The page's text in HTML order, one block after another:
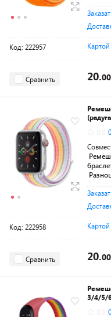
Код: 222957
Сравнить 20.00
Код: 222958
Сравнить 20.00
3/4/5/